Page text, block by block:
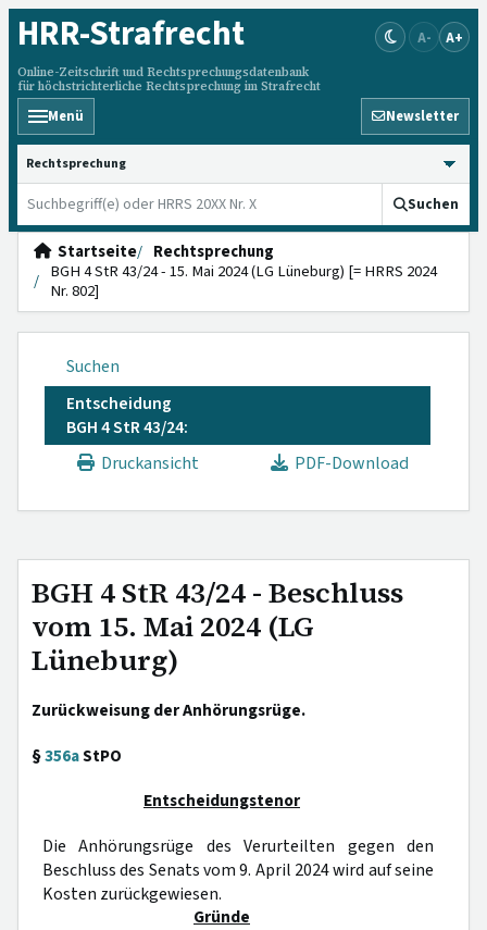
HRR-Strafrecht
Online-Zeitschrift und Rechtsprechungsdatenbank
für höchstrichterliche Rechtsprechung im Strafrecht
A- A+
Menü Newsletter
HRRS durchsuchen
Suchen
Startseite
Rechtsprechung
BGH 4 StR 43/24 - 15. Mai 2024 (LG Lüneburg) [= HRRS 2024
Nr. 802]
Suchen
Entscheidung
BGH 4 StR 43/24:
Druckansicht
PDF-Download
BGH 4 StR 43/24 - Beschluss
vom 15. Mai 2024 (LG
Lüneburg)
Zurückweisung der Anhörungsrüge.
§356aStPO
Entscheidungstenor
Die Anhörungsrüge des Verurteilten gegen den
Beschluss des Senats vom 9. April 2024 wird auf seine
Kosten zurückgewiesen.
Gründe